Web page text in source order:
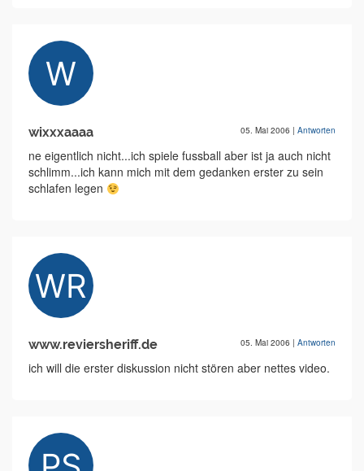
wixxxaaaa 05. Mai 2006 | Antworten
ne eigentlich nicht...ich spiele fussball aber ist ja auch nicht
schlimm...ich kann mich mit dem gedanken erster zu sein
schlafen legen
www.reviersheriff.de 05. Mai 2006 | Antworten
ich will die erster diskussion nicht stören aber nettes video.